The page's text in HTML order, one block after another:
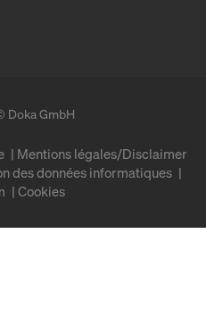
Doka GmbH
Mentions légales/Disclaimer
des données informatiques
Cookies